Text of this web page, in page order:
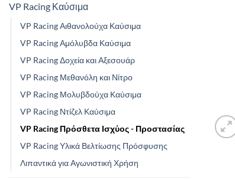
VP Racing Καύσιμα
VP Racing Αιθανολούχα Καύσιμα
VP Racing Αμόλυβδα Καύσιμα
VP Racing Δοχεία και Αξεσουάρ
VP Racing Μεθανόλη και Νίτρο
VP Racing Μολυβδούχα Καύσιμα
VP Racing Ντίζελ Καύσιμα
VP Racing Πρόσθετα Ισχύος - Προστασίας
VP Racing Υλικά Βελτίωσης Πρόσφυσης
Λιπαντικά για Αγωνιστική Χρήση